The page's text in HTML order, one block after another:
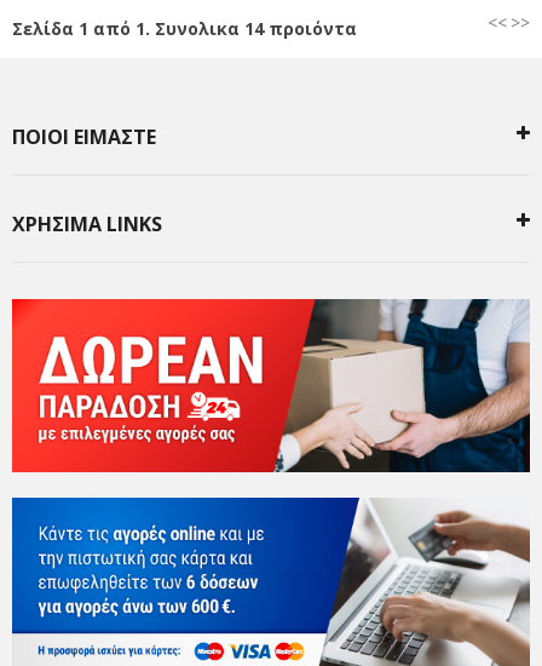
Σελίδα 1 από 1. Συνολικα 14 προιόντα << >>
ΠΟΙΟΙ ΕΙΜΑΣΤΕ
ΧΡΗΣΙΜΑ LINKS